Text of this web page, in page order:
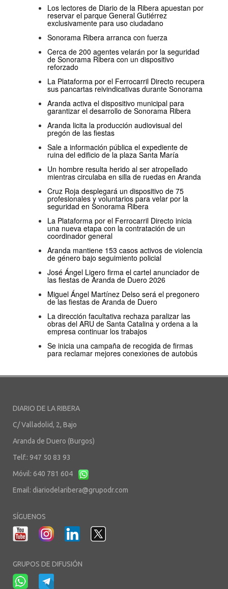
Los lectores de Diario de la Ribera apuestan por
reservar el parque General Gutiérrez
exclusivamente para uso ciudadano
Sonorama Ribera arranca con fuerza
Cerca de 200 agentes velarán por la seguridad
de Sonorama Ribera con un dispositivo
reforzado
La Plataforma por el Ferrocarril Directo recupera
sus pancartas reivindicativas durante Sonorama
Aranda activa el dispositivo municipal para
garantizar el desarrollo de Sonorama Ribera
Aranda licita la producción audiovisual del
pregón de las fiestas
Sale a información pública el expediente de
ruina del edificio de la plaza Santa María
Un hombre resulta herido al ser atropellado
mientras circulaba en silla de ruedas en Aranda
Cruz Roja desplegará un dispositivo de 75
profesionales y voluntarios para velar por la
seguridad en Sonorama Ribera
La Plataforma por el Ferrocarril Directo inicia
una nueva etapa con la contratación de un
coordinador general
Aranda mantiene 153 casos activos de violencia
de género bajo seguimiento policial
José Ángel Ligero firma el cartel anunciador de
las fiestas de Aranda de Duero 2026
Miguel Ángel Martínez Delso será el pregonero
de las fiestas de Aranda de Duero
La dirección facultativa rechaza paralizar las
obras del ARU de Santa Catalina y ordena a la
empresa continuar los trabajos
Se inicia una campaña de recogida de firmas
para reclamar mejores conexiones de autobús
DIARIO DE LA RIBERA
C/ Valladolid, 2, Bajo
Aranda de Duero (Burgos)
Telf.: 947 50 83 93
Móvil: 640 781 604
Email: diariodelaribera@grupodr.com
SÍGUENOS
GRUPOS DE DIFUSIÓN